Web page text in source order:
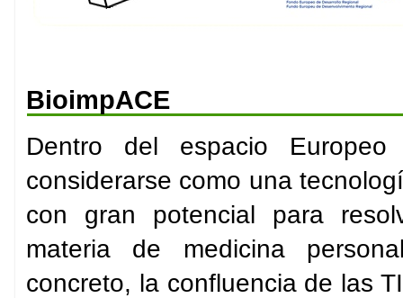
BioimpACE
Dentro del espacio
considerarse como una
con gran potencial para
materia de medicina
concreto, la confluencia de las